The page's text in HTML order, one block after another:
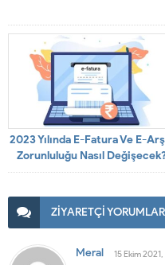
2023 Yılında E-Fatura Ve E-
Zorunluluğu Nasıl
ZİYARETÇİ
Meral 15 Ekim